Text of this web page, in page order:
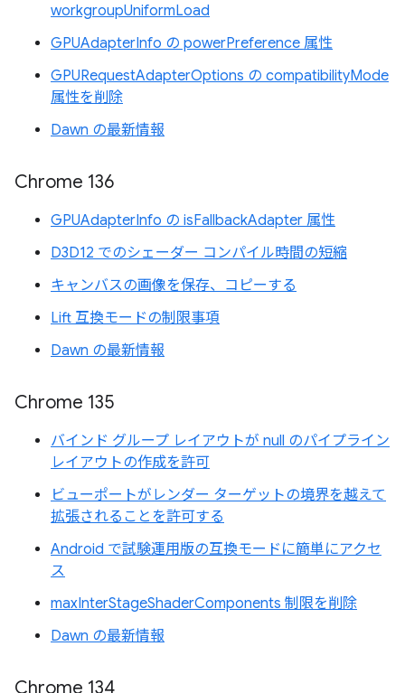
workgroupUniformLoad
GPUAdapterInfo の powerPreference 属性
GPURequestAdapterOptions の compatibilityMode
属性を削除
Dawn の最新情報
Chrome 136
GPUAdapterInfo の isFallbackAdapter 属性
D3D12 でのシェーダー コンパイル時間の短縮
キャンバスの画像を保存、コピーする
Lift 互換モードの制限事項
Dawn の最新情報
Chrome 135
バインド グループ レイアウトが null のパイプライン
レイアウトの作成を許可
ビューポートがレンダー ターゲットの境界を越えて
拡張されることを許可する
Android で試験運用版の互換モードに簡単にアクセ
ス
maxInterStageShaderComponents 制限を削除
Dawn の最新情報
Chrome 134